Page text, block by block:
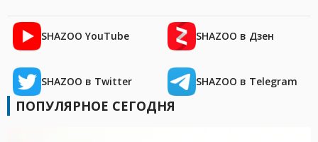
SHAZOO YouTube SHAZOO в Дзен
SHAZOO в Twitter SHAZOO в Telegram
ПОПУЛЯРНОЕ СЕГОДНЯ